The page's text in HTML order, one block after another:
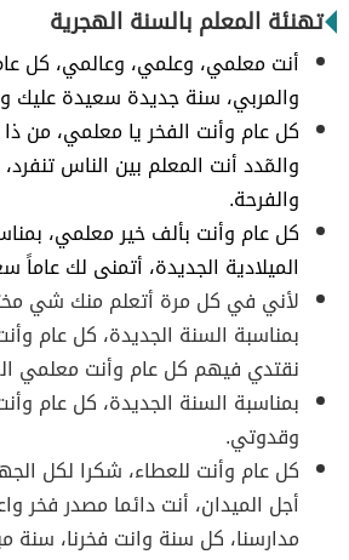
تهنئة المعلم بالسنة الهجرية
أنت معلمي، وعلمي، وعالمي، كل
والمربي، سنة جديدة سعيدة عليك
كل عام وأنت الفخر يا معلمي، من
والمٓدد أنت المعلم بين الناس
والفرحة.
كل عام وأنت بألف خير معلمي،
الميلادية الجديدة، أتمنى لك عاماً
لأني في كل مرة أتعلم منك شي
بمناسبة السنة الجديدة، كل عام
نقتدي فيهم كل عام وأنت معلمي
بمناسبة السنة الجديدة، كل عام
وقدوتي.
كل عام وأنت للعطاء، شكرا لكل
أجل الميدان، أنت دائما مصدر فخر
مدارسنا، كل سنة وانت فخرنا، سنة